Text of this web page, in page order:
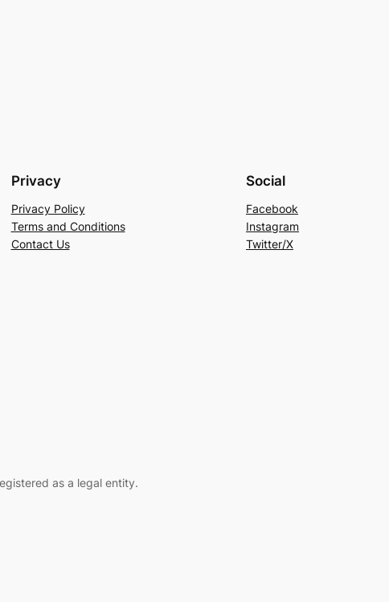
Privacy
Privacy Policy
Terms and Conditions
Contact Us
Social
Facebook
Instagram
Twitter/X
as a legal entity.